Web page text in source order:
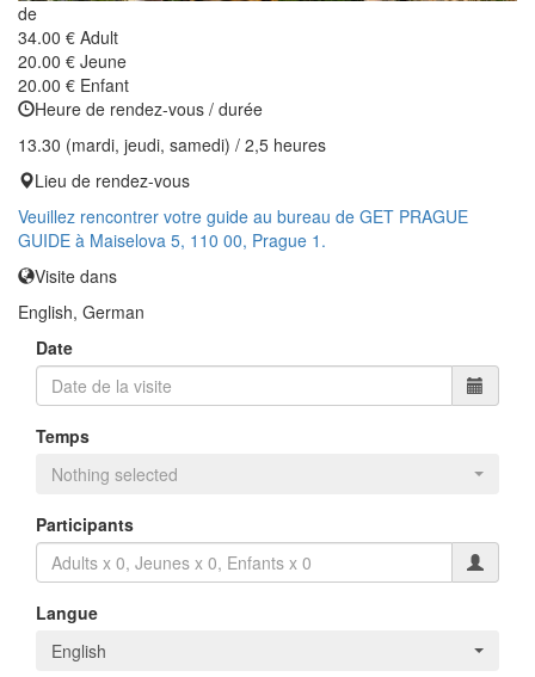
de
34.00 € Adult
20.00 € Jeune
20.00 € Enfant
Heure de rendez-vous / durée
13.30 (mardi, jeudi, samedi) / 2,5 heures
Lieu de rendez-vous
Veuillez rencontrer votre guide au bureau de GET PRAGUE
GUIDE à Maiselova 5, 110 00, Prague 1.
Visite dans
English, German
Date
Temps
Nothing selected
Participants
Langue
English